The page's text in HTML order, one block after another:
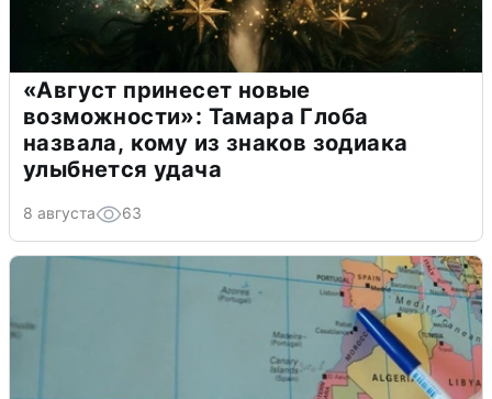
«Август принесет новые
возможности»: Тамара Глоба
назвала, кому из знаков зодиака
улыбнется удача
8 августа 63